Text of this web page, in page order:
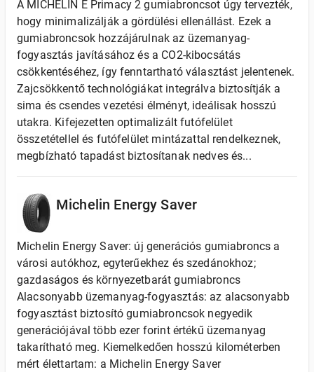
A MICHELIN E Primacy 2 gumiabroncsot úgy tervezték,
hogy minimalizálják a gördülési ellenállást. Ezek a
gumiabroncsok hozzájárulnak az üzemanyag-
fogyasztás javításához és a CO2-kibocsátás
csökkentéséhez, így fenntartható választást jelentenek.
Zajcsökkentő technológiákat integrálva biztosítják a
sima és csendes vezetési élményt, ideálisak hosszú
utakra. Kifejezetten optimalizált futófelület
összetétellel és futófelület mintázattal rendelkeznek,
megbízható tapadást biztosítanak nedves és...
Michelin Energy Saver
Michelin Energy Saver: új generációs gumiabroncs a
városi autókhoz, egyterűekhez és szedánokhoz;
gazdaságos és környezetbarát gumiabroncs
Alacsonyabb üzemanyag-fogyasztás: az alacsonyabb
fogyasztást biztosító gumiabroncsok negyedik
generációjával több ezer forint értékű üzemanyag
takarítható meg. Kiemelkedően hosszú kilométerben
mért élettartam: a Michelin Energy Saver